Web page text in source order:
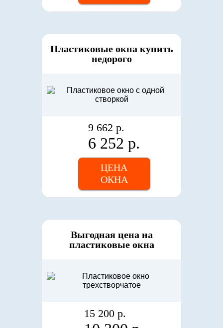
Пластиковые окна купить
недорого
9 662 р.
6 252 р.
ЦЕНА
ОКНА
Выгодная цена на
пластиковые окна
15 200 р.